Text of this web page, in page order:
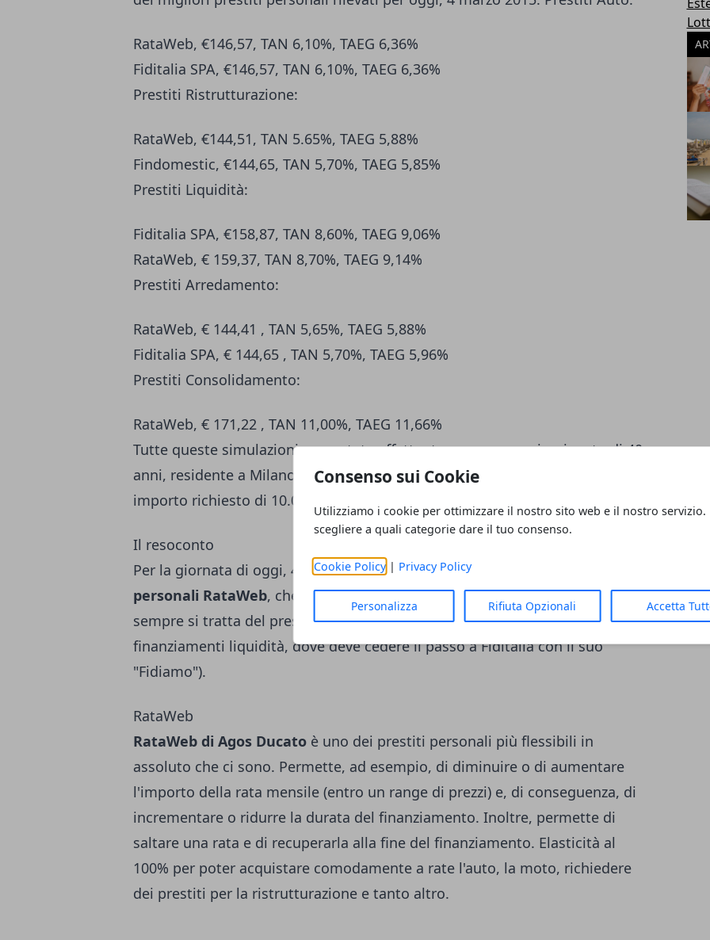
Consenso sui Cookie
Utilizziamo i cookie per ottimizzare il nostro sito web e il nostro servizio.
scegliere a quali categorie dare il tuo consenso.
Cookie Policy| Privacy Policy
Personalizza Rifiuta Opzionali Accetta
RataWeb, €146,57, TAN 6,10%, TAEG 6,36%
Fiditalia SPA, €146,57, TAN 6,10%, TAEG 6,36%
Prestiti Ristrutturazione:
RataWeb, €144,51, TAN 5.65%, TAEG 5,88%
Findomestic, €144,65, TAN 5,70%, TAEG 5,85%
Prestiti Liquidità:
Fiditalia SPA, €158,87, TAN 8,60%, TAEG 9,06%
RataWeb, € 159,37, TAN 8,70%, TAEG 9,14%
Prestiti Arredamento:
RataWeb, € 144,41 , TAN 5,65%, TAEG 5,88%
Fiditalia SPA, € 144,65 , TAN 5,70%, TAEG 5,96%
Prestiti Consolidamento:
RataWeb, € 171,22 , TAN 11,00%, TAEG 11,66%
Tutte queste simulazioni sono state effettuate su un uomo, impiegato di 40
anni, residente a Milano, per durate di finanziamento pari a 84 mesi ed
importo richiesto di 10.000 euro.
Il resoconto
Per la giornata di oggi, 4 marzo 2015, dunque, vince la "sfida" dei
personali RataWeb, che presenta un prodotto in ogni categoria (quasi
sempre si tratta del prestito più conveniente, tranne nel caso dei
finanziamenti liquidità, dove deve cedere il passo a Fiditalia con il suo
"Fidiamo").
RataWeb
RataWeb di Agos Ducato è uno dei prestiti personali più flessibili in
assoluto che ci sono. Permette, ad esempio, di diminuire o di aumentare
l'importo della rata mensile (entro un range di prezzi) e, di conseguenza, di
incrementare o ridurre la durata del finanziamento. Inoltre, permette di
saltare una rata e di recuperarla alla fine del finanziamento. Elasticità al
100% per poter acquistare comodamente a rate l'auto, la moto, richiedere
dei prestiti per la ristrutturazione e tanto altro.